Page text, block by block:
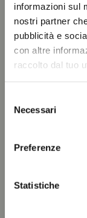
informazioni sul
nostri partner
pubblicità e
con altre
raccolto dal tuo
delNecessari
Preferenze
Statistiche